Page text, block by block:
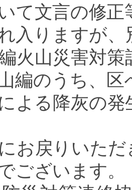
て文言の修正
入りますが、
火山災害対
編のうち、
よる降灰の
お戻りいただ
ございます。